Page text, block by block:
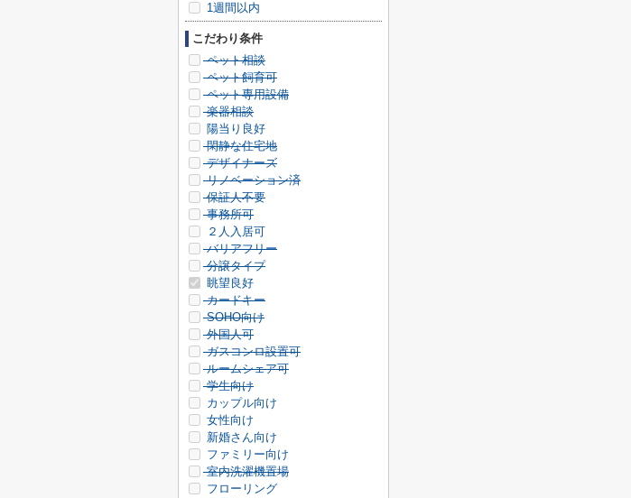
1週間以内
こだわり条件
ペット相談
ペット飼育可
ペット専用設備
楽器相談
陽当り良好
閑静な住宅地
デザイナーズ
リノベーション済
保証人不要
事務所可
２人入居可
バリアフリー
分譲タイプ
眺望良好
カードキー
SOHO向け
外国人可
ガスコンロ設置可
ルームシェア可
学生向け
カップル向け
女性向け
新婚さん向け
ファミリー向け
室内洗濯機置場
フローリング